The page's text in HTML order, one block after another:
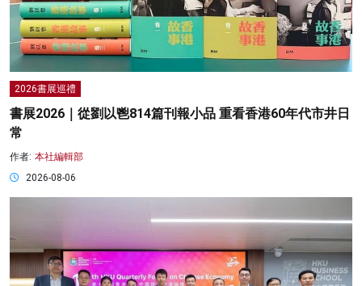
2026書展巡禮
書展2026｜從劉以鬯814篇刊報小品 重看香港60年代市井日
常
作者: 本社編輯部
2026-08-06